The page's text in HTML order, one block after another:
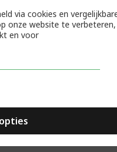
voor een paar minuten.
heb je vast wel vaker
tijdens een oefening weet
dit te kunnen voelen
en of je de oefening
stuk beter zal voelen
trainen? Word je dan
lichaam.
bron: Freshhh
via cookies en
onze website te verbeteren,
en voor